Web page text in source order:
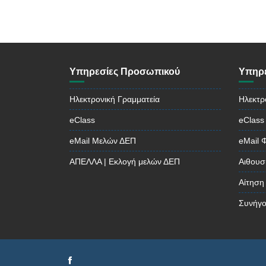
Υπηρεσίες Προσωπικού
Ηλεκτρονική Γραμματεία
eClass
eMail Μελών ΔΕΠ
ΑΠΕΛΛΑ | Εκλογή μελών ΔΕΠ
eClass
eMail